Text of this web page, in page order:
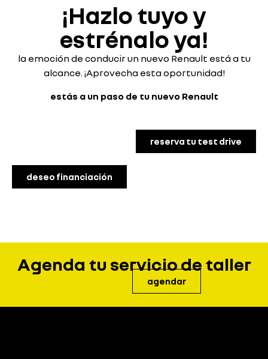
¡Hazlo tuyo y
estrénalo ya!
la emoción de conducir un nuevo Renault está a tu
alcance. ¡Aprovecha esta oportunidad!
estás a un paso de tu nuevo Renault
reserva tu test drive
deseo financiación
Agenda tu servicio de taller
agendar